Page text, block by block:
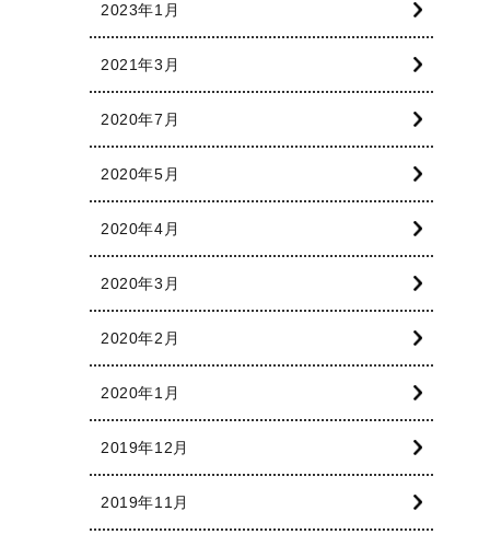
2023年1月
2021年3月
2020年7月
2020年5月
2020年4月
2020年3月
2020年2月
2020年1月
2019年12月
2019年11月